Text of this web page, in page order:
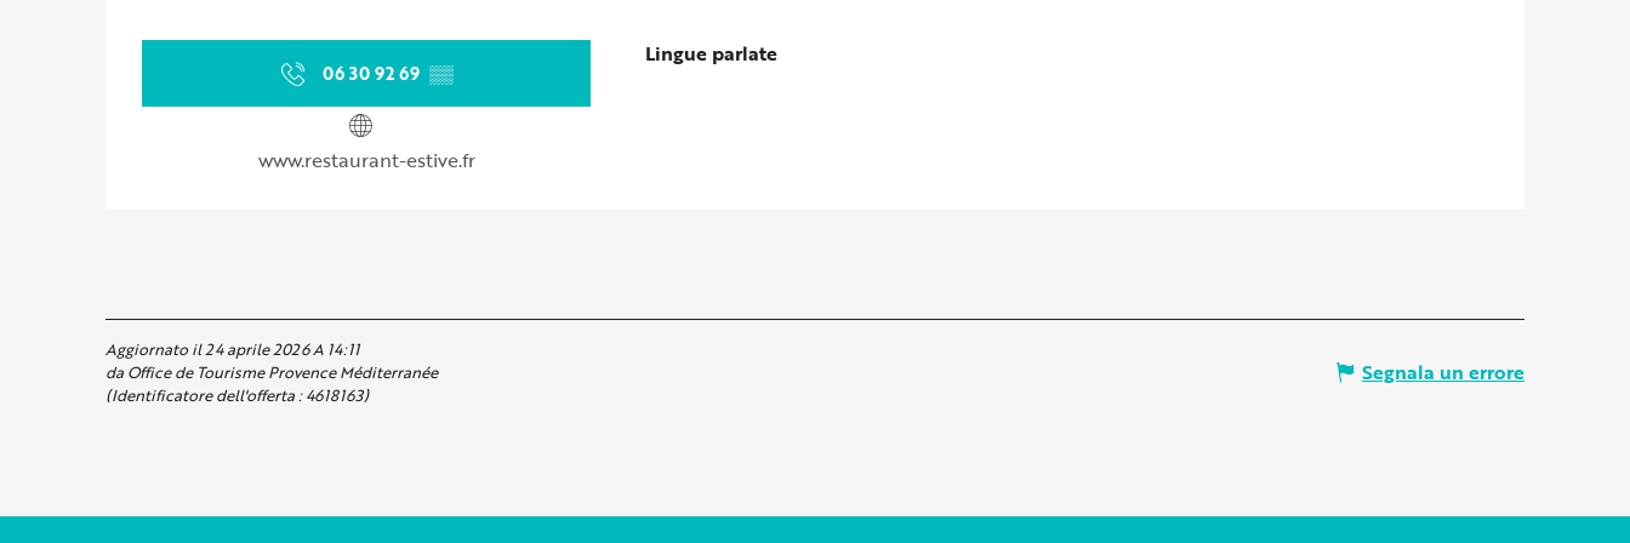
06 30 92 69 ▒▒
www.restaurant-estive.fr
Lingue parlate
Lingue parlate
Aggiornato il 24 aprile 2026 A 14:11
da Office de Tourisme Provence Méditerranée
(Identificatore dell'offerta :4618163)
Segnala un errore